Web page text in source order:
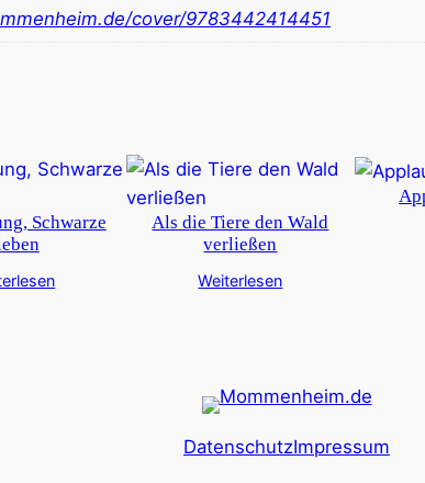
cover/9783442414451
Schwarze
Als die Tiere den Wald
verließen
Weiterlesen
DatenschutzImpressum